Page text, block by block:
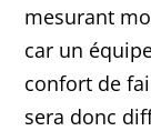
mesurant
car un
confort de
sera donc